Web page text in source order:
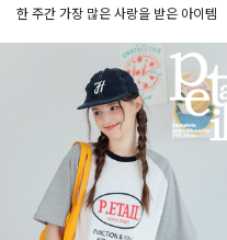
한 주간 가장 많은 사랑을 받은 아이템